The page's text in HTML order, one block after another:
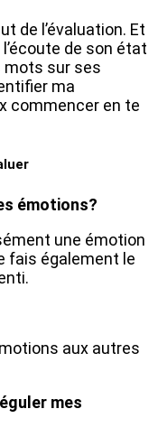
de l’évaluation. Et
de son état
mots sur ses
ma
commencer en te
émotions?
une émotion
fais également le
aux autres
mes